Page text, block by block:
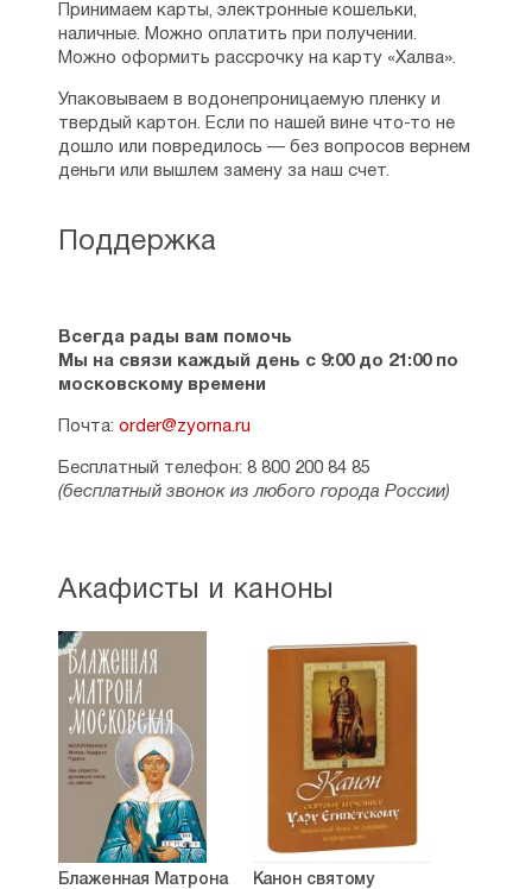
Поддержка
Всегда рады вам помочь
Мы на связи каждый день с 9:00 до 21:00 по
московскому времени
Почта: order@zyorna.ru
Бесплатный телефон: 8 800 200 84 85
(бесплатный звонок из любого города России)
Принимаем карты, электронные кошельки,
наличные. Можно оплатить при получении.
Можно оформить рассрочку на карту «Халва».
Упаковываем в водонепроницаемую пленку и
твердый картон. Если по нашей вине что-то не
дошло или повредилось — без вопросов вернем
деньги или вышлем замену за наш счет.
Акафисты и каноны
Блаженная Матрона
Канон святому